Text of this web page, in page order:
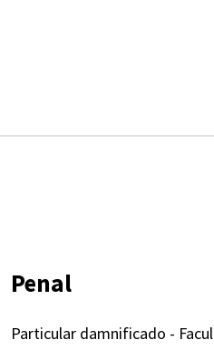
Penal
Particular damnificado -